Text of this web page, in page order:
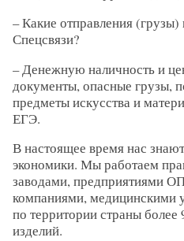
– Какие отправления (грузы)
Спецсвязи?
– Денежную наличность и
документы, опасные грузы,
предметы искусства и
ЕГЭ.
В настоящее время нас
экономики. Мы работаем
заводами, предприятиями
компаниями, медицинскими
по территории страны
изделий.